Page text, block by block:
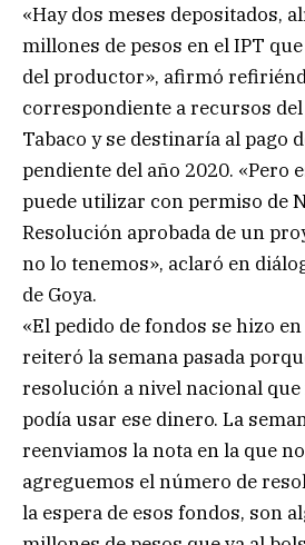
«Hay dos meses depositados,
millones de pesos en el IPT
del productor», afirmó
correspondiente a recursos
Tabaco y se destinaría al pago
pendiente del año 2020. «Pero
puede utilizar con permiso de
Resolución aprobada de un
no lo tenemos», aclaró en
de Goya.
«El pedido de fondos se hizo
reiteró la semana pasada
resolución a nivel nacional que
podía usar ese dinero. La
reenviamos la nota en la que
agreguemos el número de
la espera de esos fondos, son